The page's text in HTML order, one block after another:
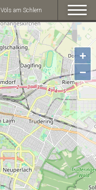
Völs am Schlern
+
−